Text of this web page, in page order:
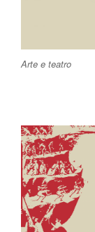
Arte e teatro